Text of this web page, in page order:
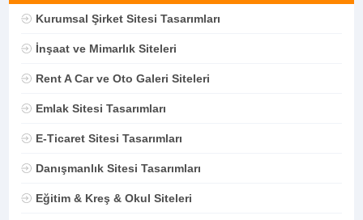
Kurumsal Şirket Sitesi Tasarımları
İnşaat ve Mimarlık Siteleri
Rent A Car ve Oto Galeri Siteleri
Emlak Sitesi Tasarımları
E-Ticaret Sitesi Tasarımları
Danışmanlık Sitesi Tasarımları
Eğitim & Kreş & Okul Siteleri